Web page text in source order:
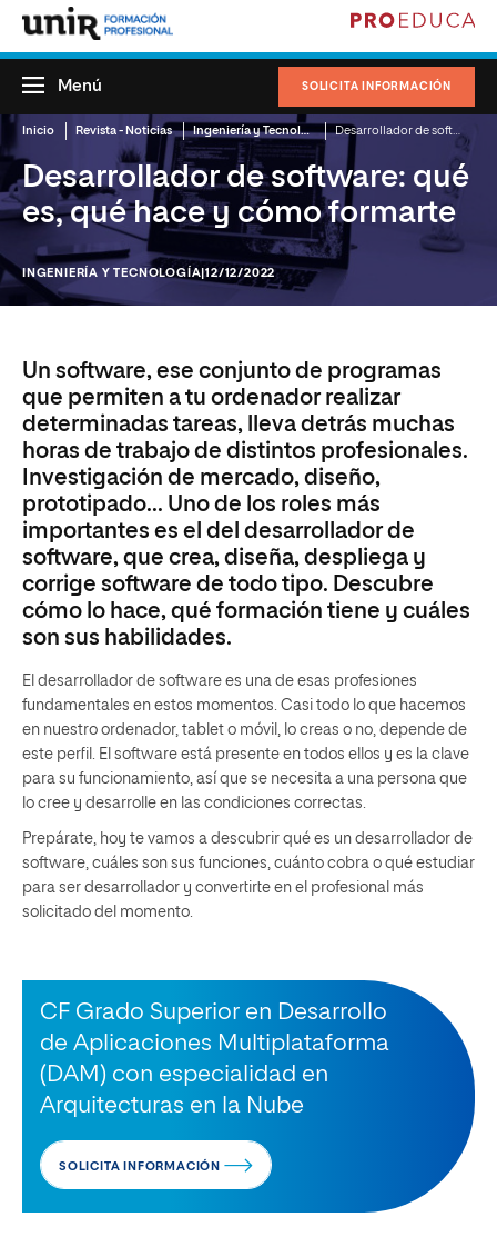
SOLICITA INFORMACIÓN
Menú
Inicio Revista - Noticias Ingeniería y Tecnología
Desarrollador de software: qué
es, qué hace y cómo formarte
INGENIERÍA Y TECNOLOGÍA |12/12/2022
Un software, ese conjunto de programas
que permiten a tu ordenador realizar
determinadas tareas, lleva detrás muchas
horas de trabajo de distintos profesionales.
Investigación de mercado, diseño,
prototipado... Uno de los roles más
importantes es el del desarrollador de
software, que crea, diseña, despliega y
corrige software de todo tipo. Descubre
cómo lo hace, qué formación tiene y cuáles
son sus habilidades.
El desarrollador de software es una de esas profesiones
fundamentales en estos momentos. Casi todo lo que hacemos
en nuestro ordenador, tablet o móvil, lo creas o no, depende de
este perfil. El software está presente en todos ellos y es la clave
para su funcionamiento, así que se necesita a una persona que
lo cree y desarrolle en las condiciones correctas.
Prepárate, hoy te vamos a descubrir qué es un desarrollador de
software, cuáles son sus funciones, cuánto cobra o qué estudiar
para ser desarrollador y convertirte en el profesional más
solicitado del momento.
CF Grado Superior en Desarrollo
de Aplicaciones Multiplataforma
(DAM) con especialidad en
Arquitecturas en la Nube
SOLICITA INFORMACIÓN